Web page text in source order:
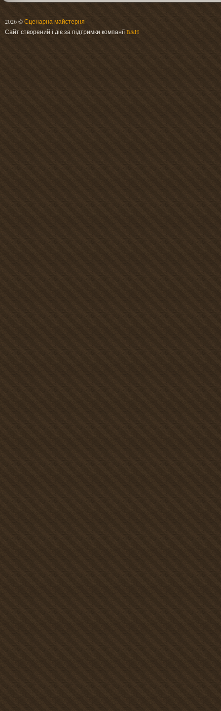
2026 ©Сценарна майстерня
Сайт створений і діє за підтримки компаніїB&H